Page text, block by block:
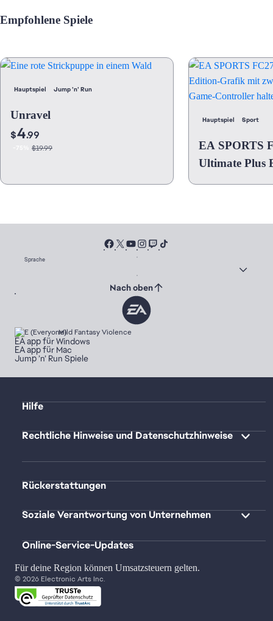
Empfohlene Spiele
Hauptspiel Jump ’n’ Run
Unravel
$4.99
$19.99
Hauptspiel Sport
EA SPORTS
Ultimate Plus
Sprache
Nach oben
Mild Fantasy Violence
EA app für Windows
EA app für Mac
Jump ’n’ Run Spiele
Hilfe
Rechtliche Hinweise und Datenschutzhinweise
Rückerstattungen
Soziale Verantwortung von Unternehmen
Online-Service-Updates
Für deine Region können Umsatzsteuern gelten.
© 2026 Electronic Arts Inc.